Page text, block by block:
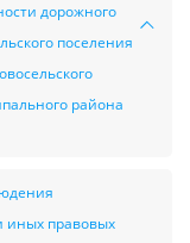
дорожного
поселения
района
иных правовых